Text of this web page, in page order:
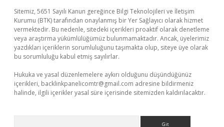
Sitemiz, 5651 Sayılı Kanun gereğince Bilgi Teknolojileri ve İletişim
Kurumu (BTK) tarafından onaylanmış bir Yer Sağlayıcı olarak hizmet
vermektedir. Bu nedenle, sitedeki içerikleri proaktif olarak denetleme
veya araştırma yükümlülüğümüz bulunmamaktadır. Ancak, üyelerimiz
yazdıkları içeriklerin sorumluluğunu taşımakta olup, siteye üye olarak
bu sorumluluğu kabul etmiş sayılırlar.
Hukuka ve yasal düzenlemelere aykırı olduğunu düşündüğünüz
içerikleri, backlinkpanelicomtr@gmail.com adresine bildirmeniz
halinde, ilgili içerikler yasal süre içerisinde sitemizden kaldırılacaktır.